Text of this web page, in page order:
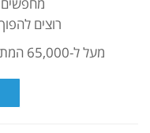
רוצים
מעל ל-65,000 המתנדבים והמתנדבות מחכים לכם!